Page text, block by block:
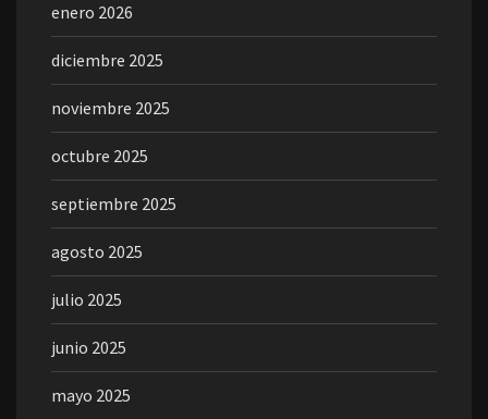
enero 2026
diciembre 2025
noviembre 2025
octubre 2025
septiembre 2025
agosto 2025
julio 2025
junio 2025
mayo 2025